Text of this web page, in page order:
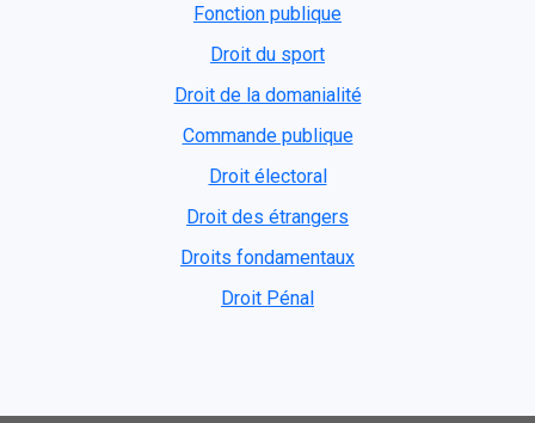
Fonction publique
Droit du sport
Droit de la domanialité
Commande publique
Droit électoral
Droit des étrangers
Droits fondamentaux
Droit Pénal